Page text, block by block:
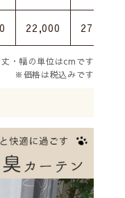
22,000 27,500
・幅の単位はcmです
※価格は税込みです